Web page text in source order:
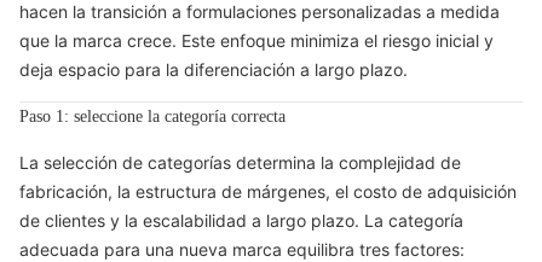
hacen la transición a formulaciones personalizadas a medida
que la marca crece. Este enfoque minimiza el riesgo inicial y
deja espacio para la diferenciación a largo plazo.
Paso 1: seleccione la categoría correcta
La selección de categorías determina la complejidad de
fabricación, la estructura de márgenes, el costo de adquisición
de clientes y la escalabilidad a largo plazo. La categoría
adecuada para una nueva marca equilibra tres factores: